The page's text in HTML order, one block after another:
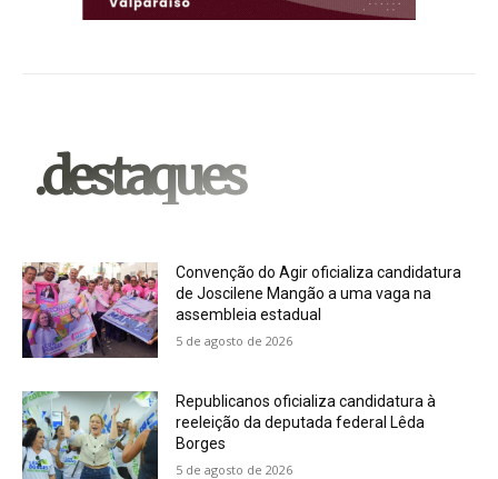
.destaques
Convenção do Agir oficializa candidatura
de Joscilene Mangão a uma vaga na
assembleia estadual
5 de agosto de 2026
Republicanos oficializa candidatura à
reeleição da deputada federal Lêda
Borges
5 de agosto de 2026